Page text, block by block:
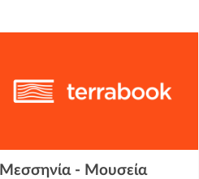
Μεσσηνία - Μουσεία